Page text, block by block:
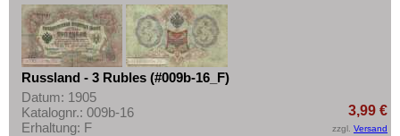
Russland - 3 Rubles (#009b-16_F)
Datum: 1905
Katalognr.: 009b-16
Erhaltung: F
3,99 €
zzgl. Versand